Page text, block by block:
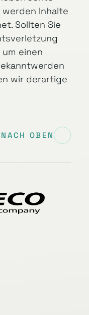
Inhalte
Sollten Sie
einen
wir derartige
NACH OBEN